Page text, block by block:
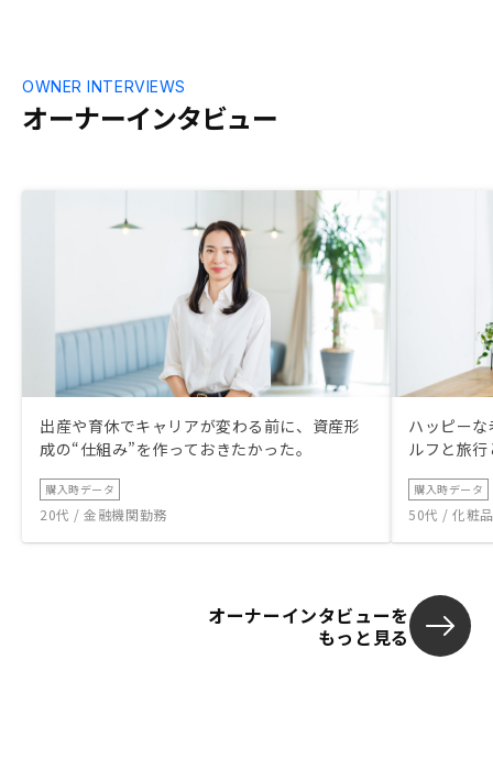
オーナーインタビュー
OWNER INTERVIEWS
出産や育休でキャリアが変わる前に、資産形
成の“仕組み”を作っておきたかった。
購入時データ
20代 / 金融機関勤務
ハッピー
ルフと旅
購入時データ
50代 / 化粧
オーナーインタビューを
もっと見る